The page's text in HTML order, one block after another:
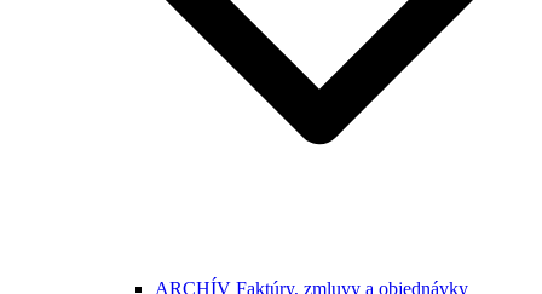
ARCHÍV Faktúry, zmluvy a objednávky